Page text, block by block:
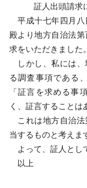
証人出頭請求に
平成十七年四月八
殿より地方自治法
求をいただきました。
しかし、私には、
る調査事項である
「証言を求める事
く、証言することは
これは地方自治法
当するものと考えま
よって、証人とし
以上